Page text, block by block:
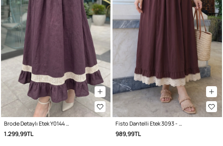
Brode Detaylı Etek Y0144 - MÜRDÜM
1.299,99TL
Fisto Dantelli Etek 3093 - BORDO
989,99TL